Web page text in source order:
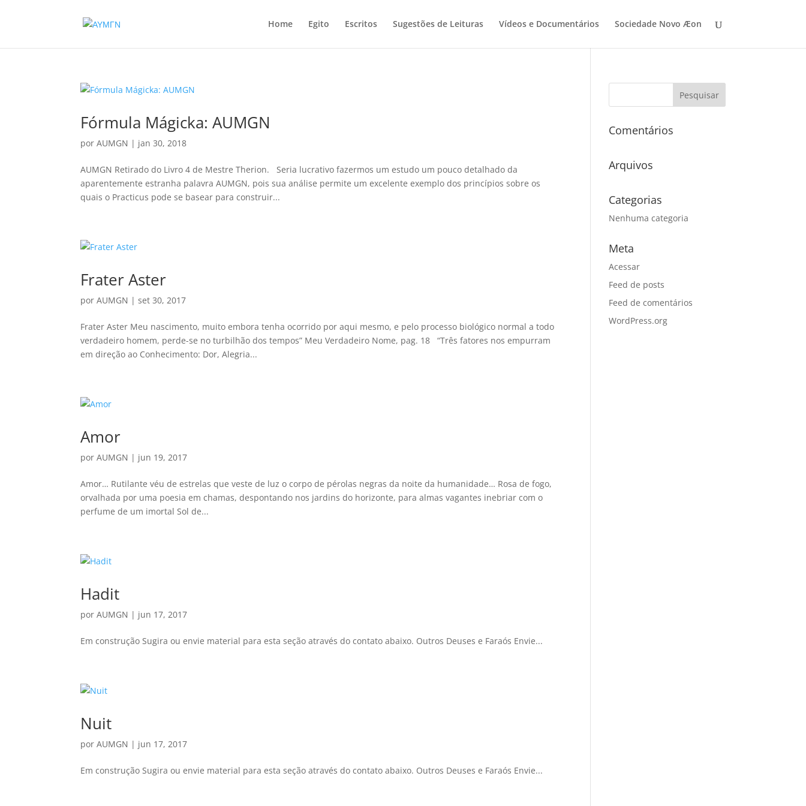
Home Egito Escritos Sugestões de Leituras Vídeos e Documentários Sociedade Novo Æon
Fórmula Mágicka: AUMGN
porAUMGN | jan 30, 2018
AUMGN Retirado do Livro 4 de Mestre Therion. Seria lucrativo fazermos um estudo um pouco detalhado da
aparentemente estranha palavra AUMGN, pois sua análise permite um excelente exemplo dos princípios sobre os
quais o Practicus pode se basear para construir...
Frater Aster
porAUMGN |set 30, 2017
Frater Aster Meu nascimento, muito embora tenha ocorrido por aqui mesmo, e pelo processo biológico normal a todo
verdadeiro homem, perde-se no turbilhão dos tempos” Meu Verdadeiro Nome, pag. 18 “Três fatores nos empurram
em direção ao Conhecimento: Dor, Alegria...
Amor
porAUMGN | jun 19, 2017
Amor… Rutilante véu de estrelas que veste de luz o corpo de pérolas negras da noite da humanidade… Rosa de fogo,
orvalhada por uma poesia em chamas, despontando nos jardins do horizonte, para almas vagantes inebriar com o
perfume de um imortal Sol de...
Hadit
porAUMGN | jun 17, 2017
Em construção Sugira ou envie material para esta seção através do contato abaixo. Outros Deuses e Faraós Envie...
Nuit
porAUMGN | jun 17, 2017
Em construção Sugira ou envie material para esta seção através do contato abaixo. Outros Deuses e Faraós Envie...
Comentários
Arquivos
Categorias
Nenhuma categoria
Meta
Acessar
Feed de posts
Feed de comentários
WordPress.org